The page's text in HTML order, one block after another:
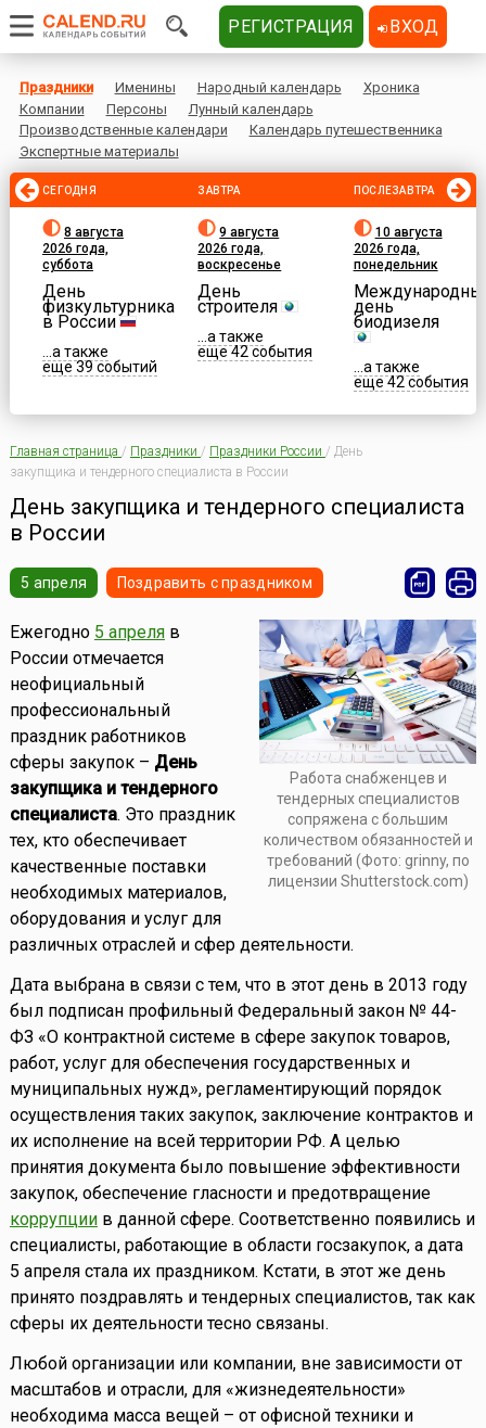
Праздники Именины Народный календарь
Хроника
Компании
Персоны
Лунный календарь
Производственные календари
Календарь путешественника
Экспертные материалы
СЕГОДНЯ
8 августа
2026 года,
суббота
День
физкультурника
в России
...а также
еще 39 событий
ЗАВТРА
9 августа
2026 года,
воскресенье
День
строителя
...а также
еще 42 события
ПОСЛЕЗАВТРА
10 августа
2026 года,
понедельник
день
биодизеля
...а также
еще 42 события
Главная страница / Праздники / Праздники России / День
закупщика и тендерного специалиста в России
День закупщика и тендерного специалиста
в России
5 апреля Поздравить с праздником
Работа снабженцев и
тендерных специалистов
сопряжена с большим
количеством обязанностей и
требований (Фото: grinny, по
лицензии Shutterstock.com)
Ежегодно 5 апреляв
России отмечается
неофициальный
профессиональный
праздник работников
сферы закупок – День
закупщика и тендерного
специалиста. Это праздник
тех, кто обеспечивает
качественные поставки
необходимых материалов,
оборудования и услуг для
различных отраслей и сфер деятельности.
Дата выбрана в связи с тем, что в этот день в 2013 году
был подписан профильный Федеральный закон № 44-
ФЗ «О контрактной системе в сфере закупок товаров,
работ, услуг для обеспечения государственных и
муниципальных нужд», регламентирующий порядок
осуществления таких закупок, заключение контрактов и
их исполнение на всей территории РФ. А целью
принятия документа было повышение эффективности
закупок, обеспечение гласности и предотвращение
коррупциив данной сфере. Соответственно появились и
специалисты, работающие в области госзакупок, а дата
5 апреля стала их праздником. Кстати, в этот же день
принято поздравлять и тендерных специалистов, так как
сферы их деятельности тесно связаны.
Любой организации или компании, вне зависимости от
масштабов и отрасли, для «жизнедеятельности»
необходима масса вещей – от офисной техники и
РЕГИСТРАЦИЯ ВХОД